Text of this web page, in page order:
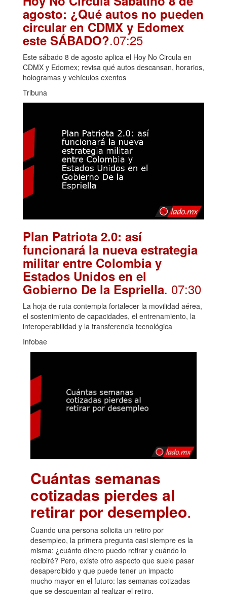
agosto: ¿Qué autos no pueden
circular en CDMX y Edomex
este SÁBADO?.07:25
Este sábado 8 de agosto aplica el Hoy No Circula en
CDMX y Edomex; revisa qué autos descansan, horarios,
hologramas y vehículos exentos
Tribuna
Plan Patriota 2.0: así
funcionará la nueva estrategia
militar entre Colombia y
Estados Unidos en el
Gobierno De la Espriella. 07:30
La hoja de ruta contempla fortalecer la movilidad aérea,
el sostenimiento de capacidades, el entrenamiento, la
interoperabilidad y la transferencia tecnológica
Infobae
Cuántas semanas
cotizadas pierdes al
retirar por desempleo.
Cuando una persona solicita un retiro por
desempleo, la primera pregunta casi siempre es la
misma: ¿cuánto dinero puedo retirar y cuándo lo
recibiré? Pero, existe otro aspecto que suele pasar
desapercibido y que puede tener un impacto
mucho mayor en el futuro: las semanas cotizadas
que se descuentan al realizar el retiro.